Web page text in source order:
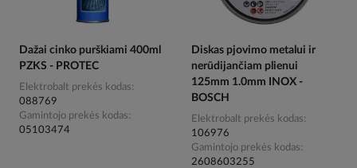
Dažai cinko purškiami 400ml
PZKS - PROTEC
Elektrobalt prekės kodas
088769
Gamintojo prekės kodas
05103474
Diskas pjovimo metalui ir
nerūdijančiam plienui
125mm 1.0mm INOX -
BOSCH
Elektrobalt prekės kodas
106976
Gamintojo prekės kodas
2608603255